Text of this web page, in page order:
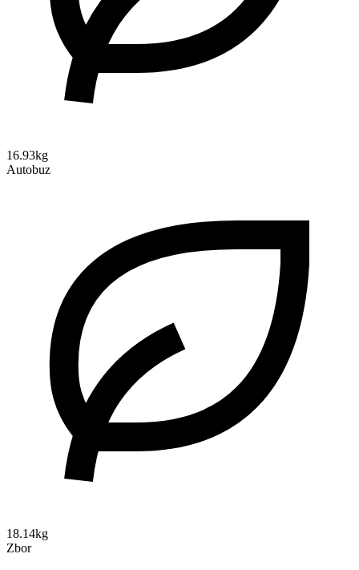
16.93kg
Autobuz
18.14kg
Zbor